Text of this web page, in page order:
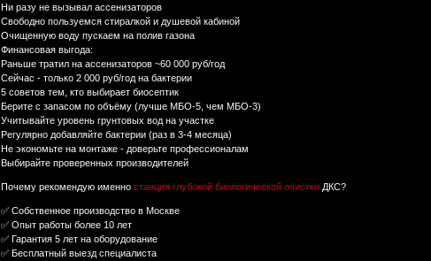
Ни разу не вызывал ассенизаторов
Свободно пользуемся стиралкой и душевой кабиной
Очищенную воду пускаем на полив газона
Финансовая выгода:
Раньше тратил на ассенизаторов ~60 000 руб/год
Сейчас - только 2 000 руб/год на бактерии
5 советов тем, кто выбирает биосептик
Берите с запасом по объёму (лучше МБО-5, чем МБО-3)
Учитывайте уровень грунтовых вод на участке
Регулярно добавляйте бактерии (раз в 3-4 месяца)
Не экономьте на монтаже - доверьте профессионалам
Выбирайте проверенных производителей
Почему рекомендую именностанция глубокой биологической очистки ДКС?
✅ Собственное производство в Москве
✅ Опыт работы более 10 лет
✅ Гарантия 5 лет на оборудование
✅ Бесплатный выезд специалиста